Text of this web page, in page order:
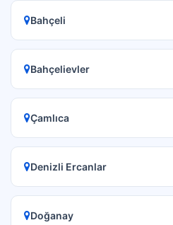
Bahçeli
Bahçelievler
Çamlıca
Denizli Ercanlar
Doğanay